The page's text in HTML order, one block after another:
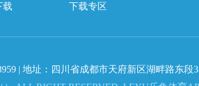
载
下载专区
| 地址：四川省成都市天府新区湖畔路东段